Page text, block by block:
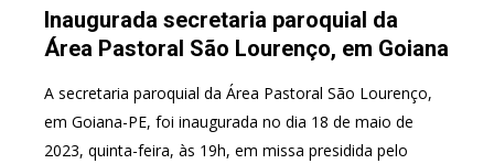
Inaugurada secretaria paroquial da
Área Pastoral São Lourenço, em Goiana
A secretaria paroquial da Área Pastoral São Lourenço,
em Goiana-PE, foi inaugurada no dia 18 de maio de
2023, quinta-feira, às 19h, em missa presidida pelo